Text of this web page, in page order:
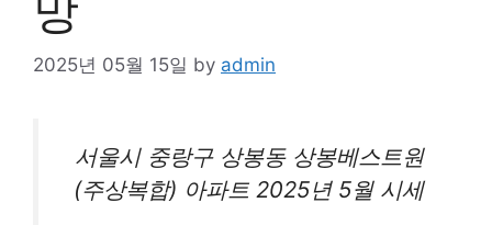
2025년 05월 15일 by admin
서울시 중랑구 상봉동 상봉베스트원
(주상복합) 아파트 2025년 5월 시세